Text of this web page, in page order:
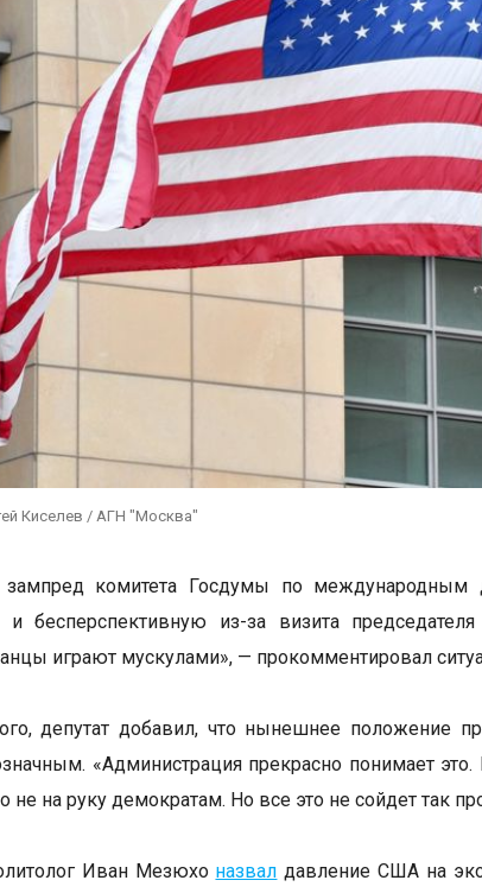
Киселев / АГН "Москва"
комитета Госдумы по международным
и бесперспективную из-за визита
играют мускулами», — прокомментировал
депутат добавил, что нынешнее положение
«Администрация прекрасно понимает
на руку демократам. Но все это не сойдет так
Иван Мезюхо назвал давление США на